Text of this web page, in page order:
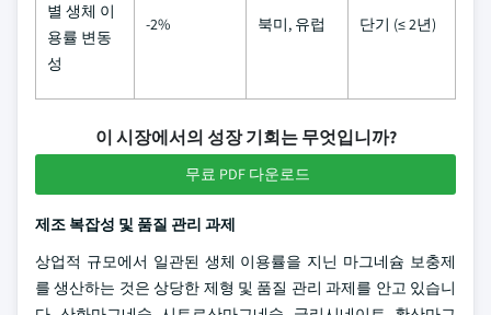
별 생체 이
용률 변동
성
-2% 북미, 유럽 단기 (≤ 2년)
이 시장에서의 성장 기회는 무엇입니까?
무료 PDF 다운로드
제조 복잡성 및 품질 관리 과제
상업적 규모에서 일관된 생체 이용률을 지닌 마그네슘 보충제
를 생산하는 것은 상당한 제형 및 품질 관리 과제를 안고 있습니